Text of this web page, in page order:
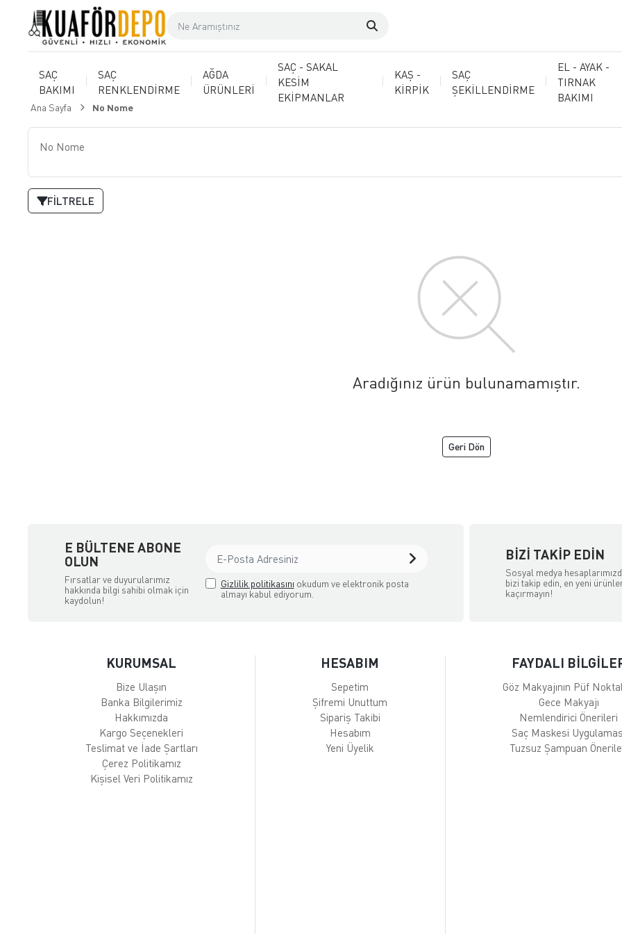
SAÇ
BAKIMI
SAÇ
RENKLENDİRME
AĞDA
ÜRÜNLERİ
SAÇ - SAKAL
KESİM
EKİPMANLAR
KAŞ -
KİRPİK
SAÇ
ŞEKİLLENDİRME
EL - AYAK -
TIRNAK
BAKIMI
Ana Sayfa No Nome
No Nome
FILTRELE
Aradığınız ürün bulunamamıştır.
Geri Dön
E BÜLTENE ABONE
OLUN
Fırsatlar ve duyurularımız
hakkında bilgi sahibi olmak için
kaydolun!
Gizlilik politikasını okudum ve elektronik posta
almayı kabul ediyorum.
BIZI TAKIP EDIN
Sosyal medya
bizi takip edin, en yeni
kaçırmayın!
KURUMSAL
Bize Ulaşın
Banka Bilgilerimiz
Hakkımızda
Kargo Seçenekleri
Teslimat ve İade Şartları
Çerez Politikamız
Kişisel Veri Politikamız
HESABIM
Sepetim
Şifremi Unuttum
Sipariş Takibi
Hesabım
Yeni Üyelik
FAYDALI
Göz Makyajının Püf
Gece Makyajı
Nemlendirici Önerileri
Saç Maskesi
Tuzsuz Şampuan